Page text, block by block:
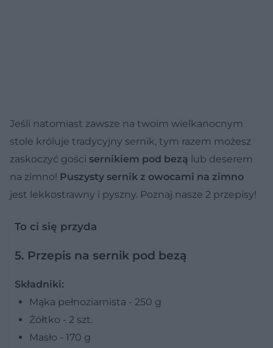
Jeśli natomiast zawsze na twoim wielkanocnym
stole króluje tradycyjny sernik, tym razem możesz
zaskoczyć gości sernikiem pod bezą lub deserem
na zimno! Puszysty sernik z owocami na zimno
jest lekkostrawny i pyszny. Poznaj nasze 2 przepisy!
To ci się przyda
5. Przepis na sernik pod bezą
Składniki:
Mąka pełnoziarnista - 250 g
Żółtko - 2 szt.
Masło - 170 g